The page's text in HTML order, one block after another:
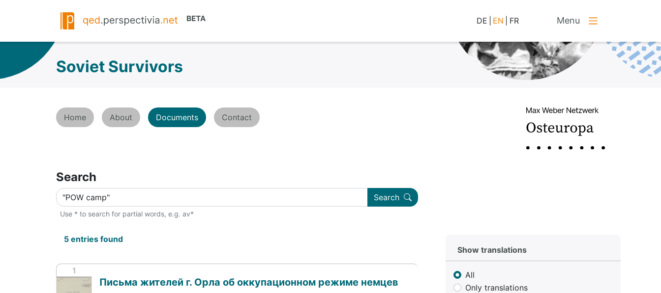
DE EN FR Menu
Soviet Survivors
Home About Documents Contact
Search
Search
Use * to search for partial words, e.g. av*
5 entries found
1
Письма жителей г. Орла об оккупационном режиме немцев
Show translations
All
Only translations